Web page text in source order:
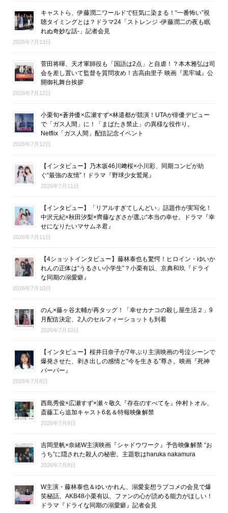
キャストら、伊藤潤二ワールドで狂気に染まる！“一番怖い”視
聴タイミングとは？ドラマ24「ストレンジ -伊藤潤二の夜も眠
れぬ奇妙な話-」記者会見
2026年7月13日
菅田将暉、天才軍師役も「国語は2点」と自虐！？本木雅弘は司
会を差し置いて監督を質問攻め！吉高由里子 映画『黒牢城』公
開御礼舞台挨拶
2026年7月12日
小栗旬×蒼井優×広瀬すず×林遣都が競演！UTAが俳優デビュー
で「ガス人間」に！「まばたき禁止」の異様な役作り。
Netflix「ガス人間」配信記念イベント
2026年7月12日
【インタビュー】乃木坂46川﨑桜×小川彩、同期コンビが紡
ぐ“最強の友情”！ドラマ『野球少女鷲尾』
2026年7月11日
【インタビュー】「リアルすぎてしんどい」話題作が実写化！
中沢元紀×秋田汐梨×齊藤なぎさが選ぶ“本当の幸せ。ドラマ『幸
せになりたいマサムネ君』
2026年7月11日
【4ショットインタビュー】藤林泰也も驚愕！ヒロイン・ゆいか
れんの正体は“うるさい小学生”？小栗有以、京典和玖『ドライ
な同期の溺愛癖』
2026年7月10日
のん×藤ヶ谷太輔が再タッグ！「幸せカナコの殺し屋生活２」9
月配信決定、2人のセルフィーショットも到着
2026年7月10日
【インタビュー】桜井日奈子が7年ぶり主演映画の号泣シーンで
爆発させた、剥き出しの感情と“今を生きる”尊さ。映画『死神
バーバー』
2026年7月8日
西島秀俊×広瀬すず×瀬々敬久『存在のすべてを』仲村トオル、
斎藤工ら追加キャスト6名＆特報映像解禁
2026年7月8日
吉岡里帆×奈緒W主演映画『シャドウワーク』予告映像解禁 “お
うち”に隠された殺人の秘密。主題歌はharuka nakamura
2026年7月8日
W主演・藤林泰也＆ゆいかれん、溺愛妄想ラブコメの会見で爆
笑秘話。AKB48小栗有以、ファンの心が読める能力がほしい！
ドラマ『ドライな同期の溺愛癖』記者会見